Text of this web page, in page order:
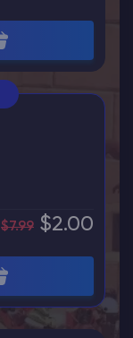
$7.99 $2.00